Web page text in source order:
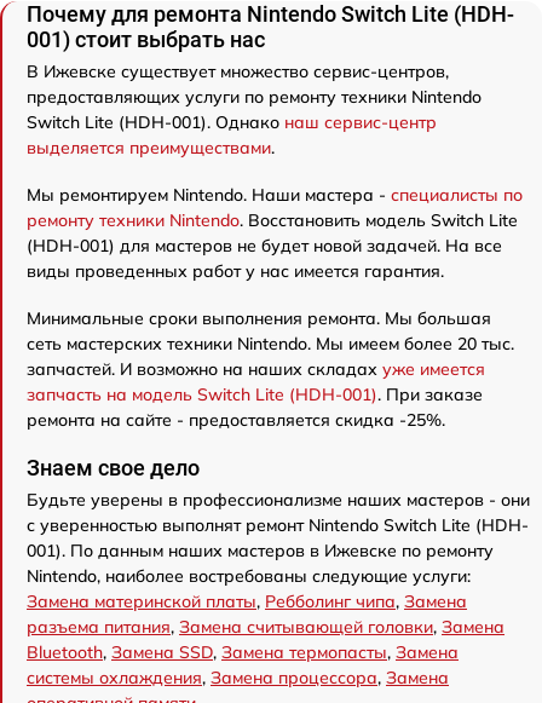
Почему для ремонта Nintendo Switch Lite (HDH-
001) стоит выбрать нас
В Ижевске существует множество сервис-центров,
предоставляющих услуги по ремонту техники Nintendo
Switch Lite (HDH-001). Однако наш сервис-центр
выделяется преимуществами.
Мы ремонтируем Nintendo. Наши мастера - специалисты по
ремонту техники Nintendo. Восстановить модель Switch Lite
(HDH-001) для мастеров не будет новой задачей. На все
виды проведенных работ у нас имеется гарантия.
Минимальные сроки выполнения ремонта. Мы большая
сеть мастерских техники Nintendo. Мы имеем более 20 тыс.
запчастей. И возможно на наших складах уже имеется
запчасть на модель Switch Lite (HDH-001). При заказе
ремонта на сайте - предоставляется скидка -25%.
Знаем свое дело
Будьте уверены в профессионализме наших мастеров - они
с уверенностью выполнят ремонт Nintendo Switch Lite (HDH-
001). По данным наших мастеров в Ижевске по ремонту
Nintendo, наиболее востребованы следующие услуги:
Замена материнской платы, Ребболинг чипа, Замена
разъема питания, Замена считывающей головки, Замена
Bluetooth, Замена SSD, Замена термопасты, Замена
системы охлаждения, Замена процессора, Замена